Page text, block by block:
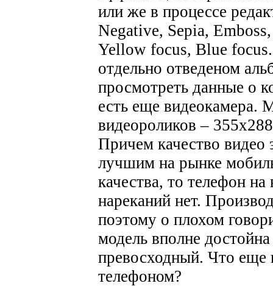
или же в процессе
Negative, Sepia,
Yellow focus, Blue
отдельно отведеном
просмотреть данные о
есть еще видеокамера.
видеороликов –
Причем качество видео
лучшим на рынке
качества, то телефон
нареканий нет.
поэтому о плохом
модель вполне
превосходный. Что еще
телефоном?